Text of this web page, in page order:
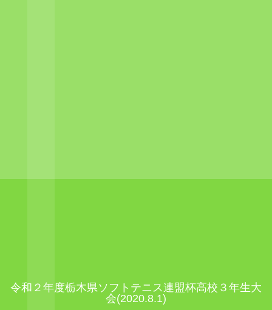
令和２年度栃木県ソフトテニス連盟杯高校３年生大
会(2020.8.1)